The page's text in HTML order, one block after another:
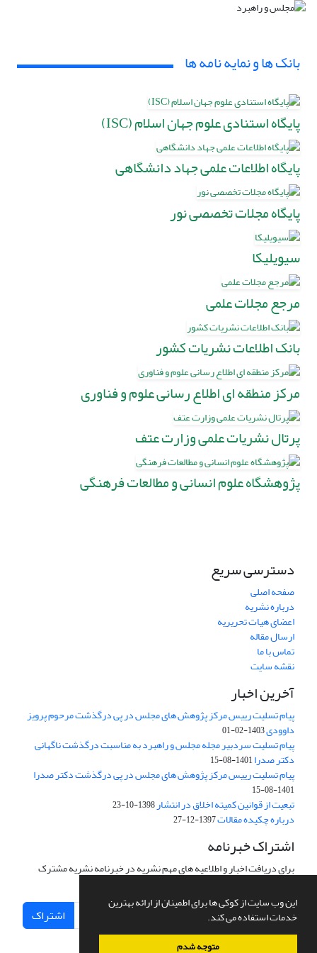
این وب سایت از کوکی ها برای اطمینان از ارائه بهترین
خدمات استفاده می کند.
متوجه شدم
بانک ها و نمایه نامه ها
پایگاه استنادی علوم جهان اسلام (ISC)
پایگاه اطلاعات علمی جهاد دانشگاهی
پایگاه مجلات تخصصی نور
سیویلیکا
مرجع مجلات علمی
بانک اطلاعات نشریات کشور
مرکز منطقه ای اطلاع رسانی علوم و فناوری
پرتال نشریات علمی وزارت عتف
پژوهشگاه علوم انسانی و مطالعات فرهنگی
دسترسی سریع
صفحه اصلی
درباره نشریه
اعضای هیات تحریریه
ارسال مقاله
تماس با ما
نقشه سایت
آخرین اخبار
پیام تسلیت رییس مرکز پژوهش های مجلس در پی درگذشت مرحوم پرویز
داوودی1403-02-01
پیام تسلیت سردبیر مجله مجلس و راهبرد به مناسبت درگذشت ناگهانی
دکتر صدرا1401-08-15
پیام تسلیت رییس مرکز پژوهش های مجلس در پی درگذشت دکتر صدرا
1401-08-15
تبعیت از قوانین کمیته اخلاق در انتشار1398-10-23
درباره چکیده مقالات1397-12-27
اشتراک خبرنامه
برای دریافت اخبار و اطلاعیه های مهم نشریه در خبرنامه نشریه مشترک
اشتراک